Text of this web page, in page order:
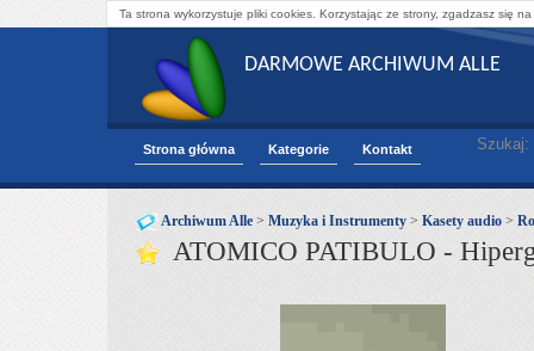
Ta strona wykorzystuje pliki cookies. Korzystając ze strony, zgadzasz się
DARMOWE ARCHIWUM ALLE
Strona główna Kategorie Kontakt Szukaj:
Archiwum Alle > Muzyka i Instrumenty > Kasety audio >
ATOMICO PATIBULO -